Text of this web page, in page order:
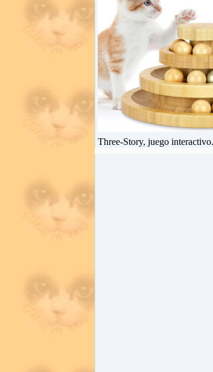
Three-Story, juego interactivo.